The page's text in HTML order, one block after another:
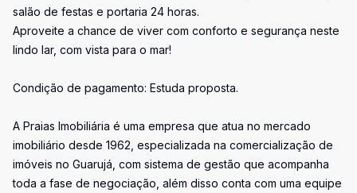
salão de festas e portaria 24 horas.
Aproveite a chance de viver com conforto e segurança neste
lindo lar, com vista para o mar!
Condição de pagamento: Estuda proposta.
A Praias Imobiliária é uma empresa que atua no mercado
imobiliário desde 1962, especializada na comercialização de
imóveis no Guarujá, com sistema de gestão que acompanha
toda a fase de negociação, além disso conta com uma equipe